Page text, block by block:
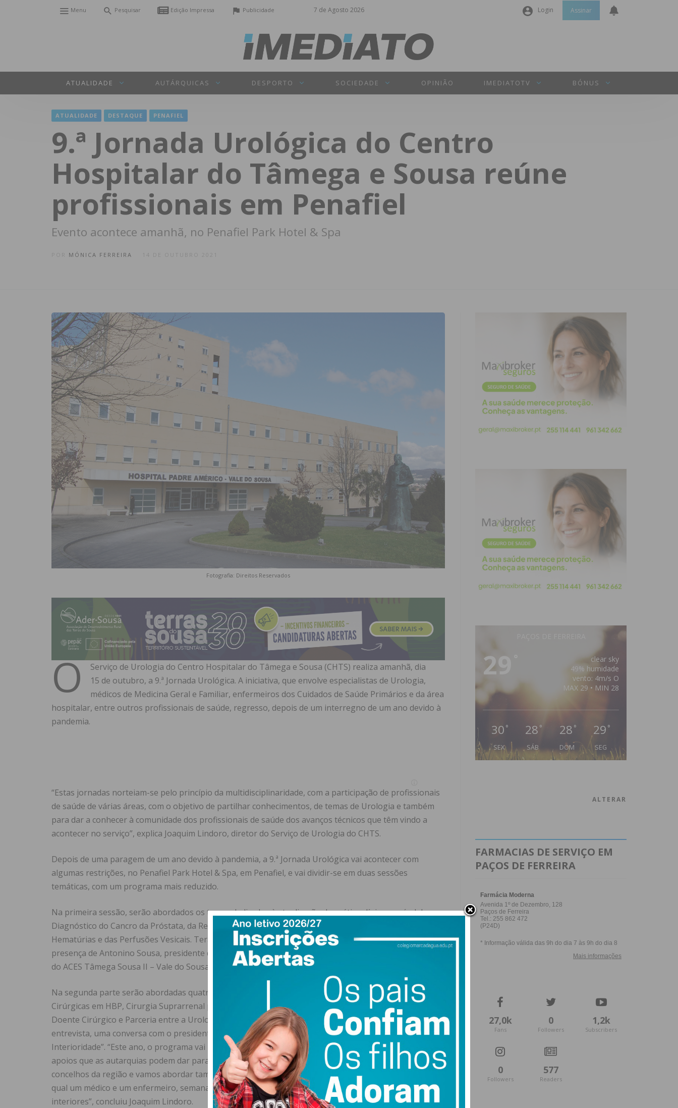
7 de Agosto 2026
Menu Pesquisar Edição Impressa Publicidade Login
Senha
Perdeu a sua senha?
Assinar
ATUALIDADE AUTÁRQUICAS DESPORTO SOCIEDADE OPINIÃO IMEDIATOTV BÓNUS
ATUALIDADE DESTAQUE PENAFIEL
9.ª Jornada Urológica do Centro
Hospitalar do Tâmega e Sousa reúne
profissionais em Penafiel
Evento acontece amanhã, no Penafiel Park Hotel & Spa
MÓNICA FERREIRA 14 DE OUTUBRO 2021
Fotografia: Direitos Reservados
O
Serviço de Urologia do Centro Hospitalar do Tâmega e Sousa (CHTS) realiza amanhã, dia
15 de outubro, a 9.ª Jornada Urológica. A iniciativa, que envolve especialistas de Urologia,
médicos de Medicina Geral e Familiar, enfermeiros dos Cuidados de Saúde Primários e da área
hospitalar, entre outros profissionais de saúde, regresso, depois de um interregno de um ano devido à
pandemia.
“Estas jornadas norteiam-se pelo princípio da multidisciplinaridade, com a participação de profissionais
de saúde de várias áreas, com o objetivo de partilhar conhecimentos, de temas de Urologia e também
para dar a conhecer à comunidade dos profissionais de saúde dos avanços técnicos que têm vindo a
acontecer no serviço”, explica Joaquim Lindoro, diretor do Serviço de Urologia do CHTS.
Depois de uma paragem de um ano devido à pandemia, a 9.ª Jornada Urológica vai acontecer com
algumas restrições, no Penafiel Park Hotel & Spa, em Penafiel, e vai dividir-se em duas sessões
temáticas, com um programa mais reduzido.
Na primeira sessão, serão abordados os temas dedicados à atualização da prática clínica ao nível do
Diagnóstico do Cancro da Próstata, da Redução das Infeções associadas aos cuidados de Saúde, das
Hematúrias e das Perfusões Vesicais. Terá também lugar a sessão solene do evento que conta com a
presença de Antonino Sousa, presidente da Câmara de Penafiel, e Fernando Malheiro, diretor executivo
do ACES Tâmega Sousa II – Vale do Sousa Sul.
Na segunda parte serão abordadas quatro áreas avançadas do Serviço de Urologia: Complicações
Cirúrgicas em HBP, Cirurgia Suprarrenal por Retroperitoneoscopia, Enfermagem de Reabilitação no
Doente Cirúrgico e Parceria entre a Urologia e a Infecciologia. Esta mesa inclui ainda, em formato de
entrevista, uma conversa com o presidente da Câmara de Cinfães, Armando Mourisco, sobre “Saúde e
Interioridade”. “Este ano, o programa vai incluir um pouco de política de saúde. Iremos debater os
apoios que as autarquias podem dar para diminuir o custo de interioridade que se verifica em alguns
concelhos da região e vamos abordar também a criação de um novo projeto de Urologia, através do
qual um médico e um enfermeiro, semanalmente, se deslocará às sedes destes concelhos mais
interiores”, concluiu Joaquim Lindoro.
29
clear sky
49% humidade
vento: 4m/s O
MAX 29 • MIN 28
30 °
SEX
28 °
SÁB
28 °
DOM
29 °
SEG
ALTERAR
FARMACIAS DE SERVIÇO EM
PAÇOS DE FERREIRA
27,0k
Fans
0
Followers
1,2k
Subscribers
0
Followers
577
Readers